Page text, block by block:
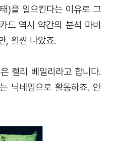
)을 일으킨다는 이유로 그
드 역시 약간의 분석 마비
, 훨씬 나았죠.
켈리 베일리라고 합니다.
닉네임으로 활동하죠. 안